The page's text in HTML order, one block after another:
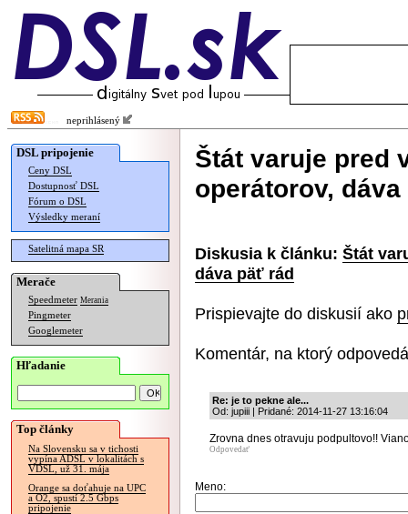
neprihlásený
DSL pripojenie
Ceny DSL
Dostupnosť DSL
Fórum o DSL
Výsledky meraní
Satelitná mapa SR
Merače
Speedmeter Merania
Pingmeter
Googlemeter
Hľadanie
Top články
Na Slovensku sa v tichosti
vypína ADSL v lokalitách s
VDSL, už 31. mája
Orange sa doťahuje na UPC
a O2, spustí 2.5 Gbps
pripojenie
Štát varuje pred
operátorov,
Diskusia k článku: Štát
dáva päť rád
Prispievajte do diskusií ako
Komentár, na ktorý
Re: je to pekne ale...
Od: jupiii | Pridané: 2014-11-27 13:16:04
Zrovna dnes otravuju podpultovo!!
Odpovedať
Meno: